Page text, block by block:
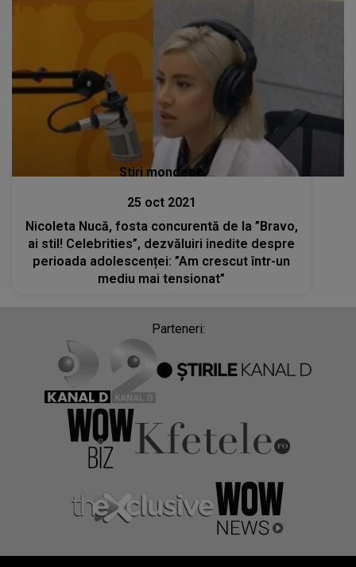
Stiri mondene
25 oct 2021
Nicoleta Nucă, fosta concurentă de la ”Bravo,
ai stil! Celebrities”, dezvăluiri inedite despre
perioada adolescenței: ”Am crescut într-un
mediu mai tensionat”
Parteneri: